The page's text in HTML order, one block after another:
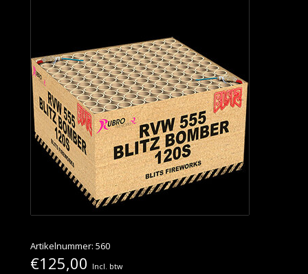
Artikelnummer: 560
€125,00 Incl. btw